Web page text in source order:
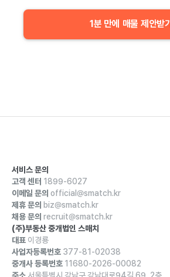
1분 만에 매물 제안받기
서비스 문의
고객 센터 1899-6027
이메일 문의 official@smatch.kr
제휴 문의 biz@smatch.kr
채용 문의 recruit@smatch.kr
(주)부동산 중개법인 스매치
대표 이경룡
사업자등록번호 377-81-02038
중개사 등록번호 11680-2026-00082
주소 서울특별시 강남구 강남대로94길 69, 2층